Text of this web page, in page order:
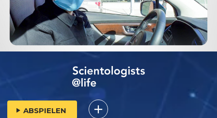
ABSPIELEN